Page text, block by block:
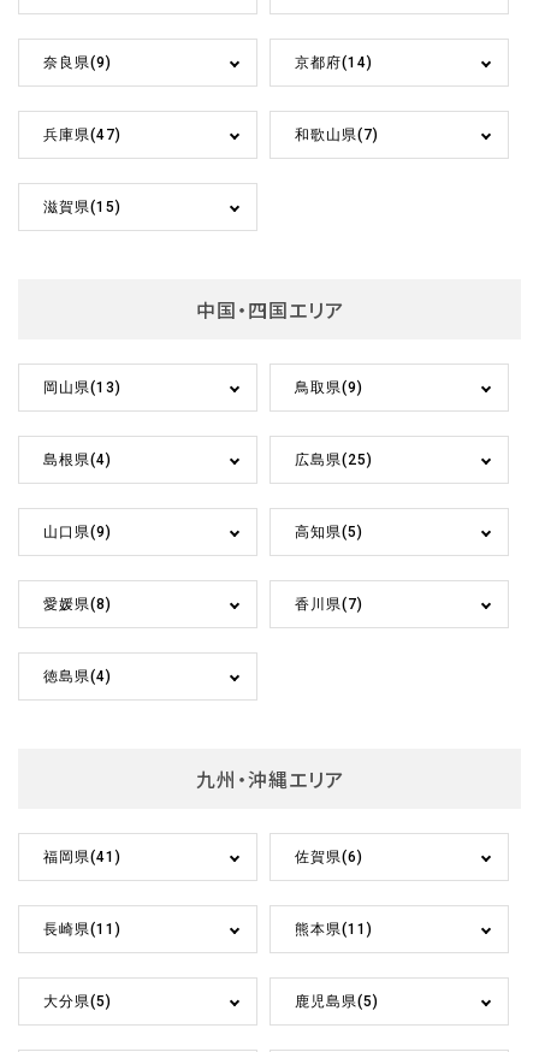
奈良県(9) 京都府(14)
兵庫県(47) 和歌山県(7)
滋賀県(15)
中国・四国エリア
岡山県(13) 鳥取県(9)
島根県(4) 広島県(25)
山口県(9) 高知県(5)
愛媛県(8) 香川県(7)
徳島県(4)
九州・沖縄エリア
福岡県(41) 佐賀県(6)
長崎県(11) 熊本県(11)
大分県(5) 鹿児島県(5)